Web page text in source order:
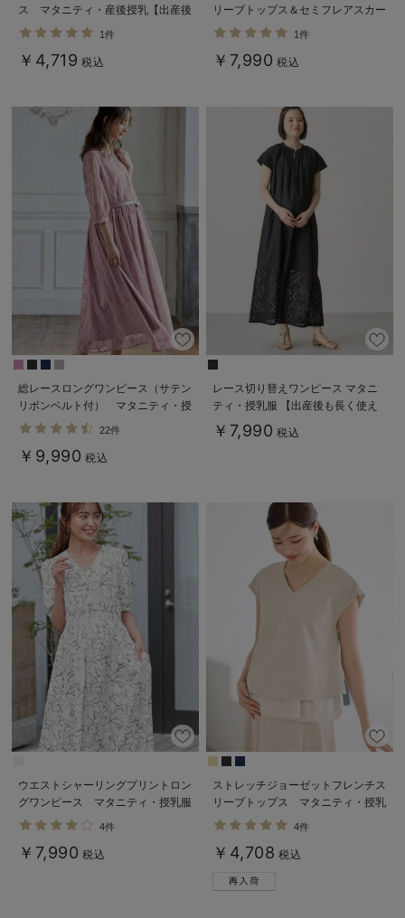
ス マタニティ・産後授乳【出産後
も長く使える】Rosemadame（ロ
1件
￥4,719 税込
リーブトップス＆セミフレアスカー
トセットアップ マタニティ・授乳
服【出産後も長く着られる】
1件
￥7,990 税込
総レースロングワンピース（サテン
リボンベルト付） マタニティ・授
乳服【出産後も長く使える】
22件
￥9,990 税込
レース切り替えワンピース マタニ
ティ・授乳服 【出産後も長く使え
る】
￥7,990 税込
ウエストシャーリングプリントロン
グワンピース マタニティ・授乳服
【出産後も長く使える】
4件
￥7,990 税込
ストレッチジョーゼットフレンチス
リーブトップス マタニティ・授乳
服【出産後も長く使える】
4件
￥4,708 税込